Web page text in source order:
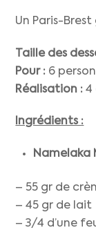
Un Paris-
Taille des
Pour : 6
Réalisation : 4
Ingrédients :
Namelaka
– 55 gr de
– 45 gr de lait
– 3/4 d’une